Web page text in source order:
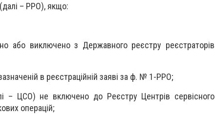
(далі – РРО), якщо:
або виключено з Державного реєстру реєстраторів
в реєстраційній заяві за ф. № 1-РРО;
– ЦСО) не включено до Реєстру Центрів сервісного
операцій;